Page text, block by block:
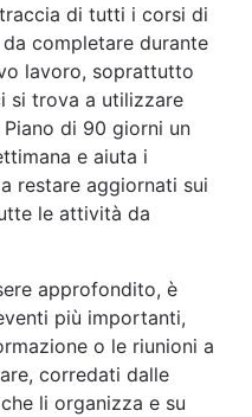
di tutti i corsi di
completare durante
lavoro, soprattutto
si trova a utilizzare
di 90 giorni un
e aiuta i
restare aggiornati sui
le attività da
approfondito, è
più importanti,
o le riunioni a
corredati dalle
li organizza e su